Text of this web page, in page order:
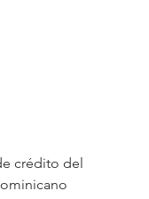
crédito del